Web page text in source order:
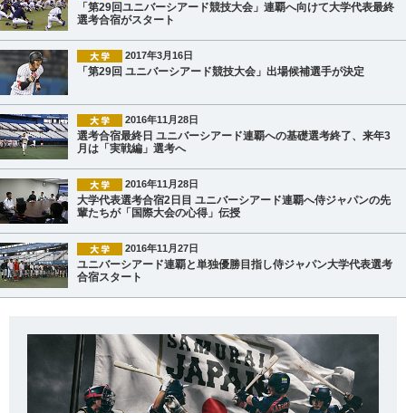
「第29回ユニバーシアード競技大会」連覇へ向けて大学代表最終
選考合宿がスタート
2017年3月16日
「第29回 ユニバーシアード競技大会」出場候補選手が決定
2016年11月28日
選考合宿最終日 ユニバーシアード連覇への基礎選考終了、来年3
月は「実戦編」選考へ
2016年11月28日
大学代表選考合宿2日目 ユニバーシアード連覇へ侍ジャパンの先
輩たちが「国際大会の心得」伝授
2016年11月27日
ユニバーシアード連覇と単独優勝目指し侍ジャパン大学代表選考
合宿スタート